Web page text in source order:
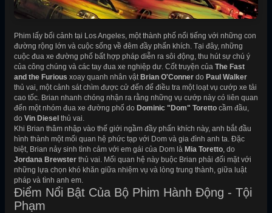
Phim lấy bối cảnh tại Los Angeles, một thành phố nổi tiếng với những con
đường rộng lớn và cuộc sống về đêm đầy phấn khích. Tại đây, những
cuộc đua xe đường phố bất hợp pháp diễn ra sôi động, thu hút sự chú ý
của công chúng và các tay đua xe nghiệp dư. Cốt truyện của The Fast
and the Furious xoay quanh nhân vật Brian O'Conner do Paul Walker
thủ vai, một cảnh sát chìm được cử đến để điều tra một loạt vụ cướp xe tải
cao tốc. Brian nhanh chóng nhận ra rằng những vụ cướp này có liên quan
đến một nhóm đua xe đường phố do Dominic "Dom" Toretto cầm đầu,
do Vin Diesel thủ vai.
Khi Brian thâm nhập vào thế giới ngầm đầy phấn khích này, anh bắt đầu
hình thành một mối quan hệ phức tạp với Dom và gia đình anh ta. Đặc
biệt, Brian nảy sinh tình cảm với em gái của Dom là Mia Toretto , do
Jordana Brewster thủ vai. Mối quan hệ này buộc Brian phải đối mặt với
những lựa chọn khó khăn giữa nhiệm vụ và lòng trung thành, giữa luật
pháp và tình anh em.
Điểm Nổi Bật Của Bộ Phim Hành Động - Tội
Phạm